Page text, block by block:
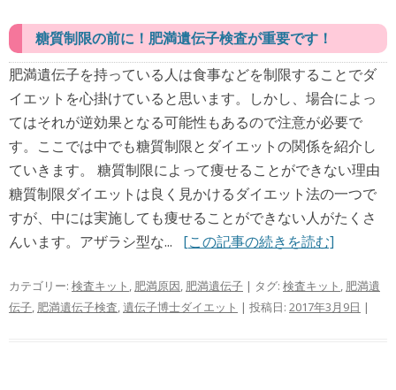
糖質制限の前に！肥満遺伝子検査が重要です！
肥満遺伝子を持っている人は食事などを制限することでダ
イエットを心掛けていると思います。しかし、場合によっ
てはそれが逆効果となる可能性もあるので注意が必要で
す。ここでは中でも糖質制限とダイエットの関係を紹介し
ていきます。 糖質制限によって痩せることができない理由
糖質制限ダイエットは良く見かけるダイエット法の一つで
すが、中には実施しても痩せることができない人がたくさ
んいます。アザラシ型な... [この記事の続きを読む]
カテゴリー: 検査キット , 肥満原因, 肥満遺伝子 | タグ: 検査キット , 肥満遺
伝子, 肥満遺伝子検査,遺伝子博士ダイエット | 投稿日: 2017年3月9日 |